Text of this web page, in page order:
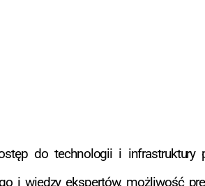
do technologii i
i wiedzy ekspertów, możliwość